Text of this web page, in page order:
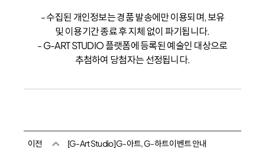
- 수집된 개인정보는 경품 발송에만 이용되며, 보유
및 이용기간 종료 후 지체 없이 파기됩니다.
- G-ART STUDIO 플랫폼에 등록된 예술인 대상으로
추첨하여 당첨자는 선정됩니다.
이전 [G-Art Studio] G-아트, G-하트 이벤트 안내